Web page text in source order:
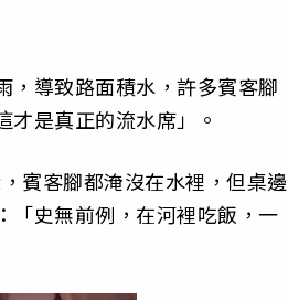
，導致路面積水，許多賓客腳
是真正的流水席」。
賓客腳都淹沒在水裡，但桌邊
「史無前例，在河裡吃飯，一